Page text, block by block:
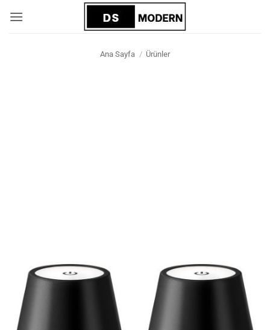
atla
Ana Sayfa / Ürünler